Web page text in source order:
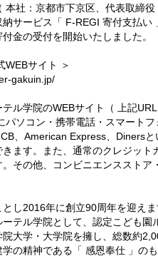
本社：京都市下京区、代表取締
サービス「 F-REGI 寄付支払
金の受付を開始いたしました。
サイト ＞
gakuin.jp/
ル学院のWEBサイト（ 上記
パソコン・携帯電話・スマート
、American Express、Diners
ます。また、通常のクレジッ
その他、コンビニエンススト
し2016年に創立90周年を迎え
テル学院として、認定こども園
大学・大学院を擁し、総数約
の精神である「 感恩奉仕 」の